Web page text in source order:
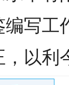
写工
以利